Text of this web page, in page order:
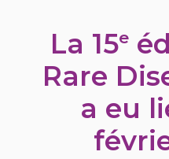
La 15e
Rare
a eu